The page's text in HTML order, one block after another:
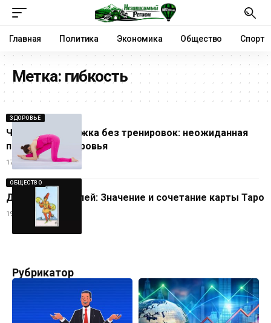
Главная Политика Экономика Общество Спорт
Метка: гибкость
ЗДОРОВЬЕ
Что дает растяжка без тренировок: неожиданная
польза для здоровья
17.07.2026
ОБЩЕСТВО
Двойка Пентаклей: Значение и сочетание карты Таро
19.11.2025
Рубрикатор